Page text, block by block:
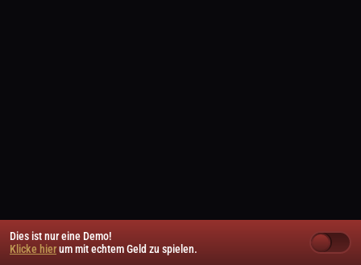
Dies ist nur eine Demo!
Klicke hierum mit echtem Geld zu spielen.